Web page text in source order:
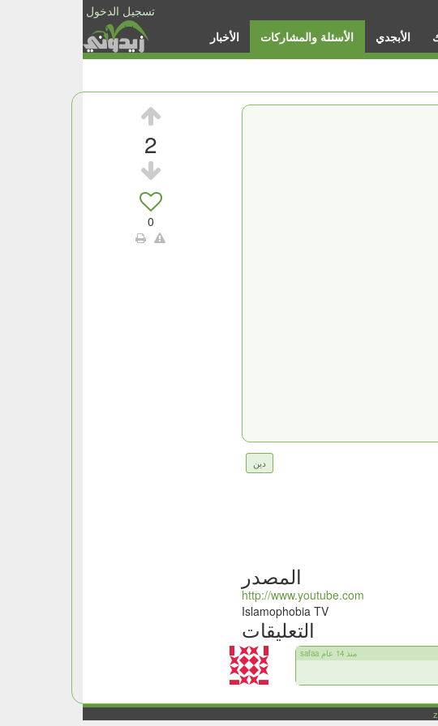
تسجيل الدخول
الأخبار الأسئلة والمشاركات الأبجدي
2
0
دين
المصدر
http://www.youtube.com
Islamophobia TV
التعليقات
safaa منذ 14 عام